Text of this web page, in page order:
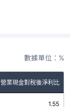
數據單位：%
營業現金對稅後淨利比
1.55